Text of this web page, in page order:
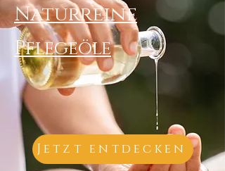
Naturreine
Pflegeöle
Jetzt entdecken